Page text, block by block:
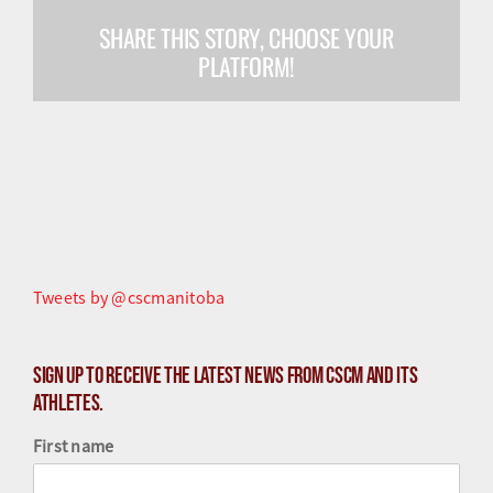
Olympiens et paralympiens
Quoi de neuf
SHARE THIS STORY, CHOOSE YOUR
PLATFORM!
Tweets by @cscmanitoba
Sign up to receive the latest news from CSCM and its
athletes.
First name